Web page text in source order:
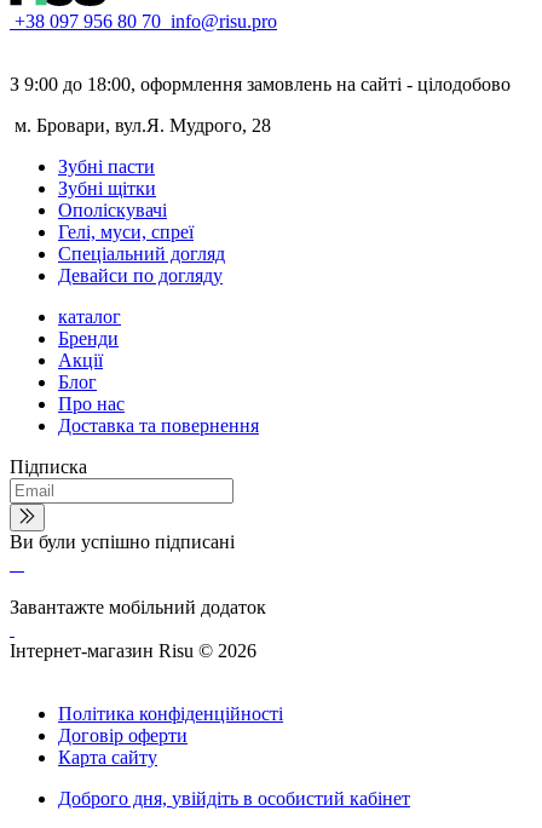
+38 097 956 80 70 info@risu.pro
З 9:00 до 18:00, оформлення замовлень на сайті - цілодобово
м. Бровари, вул.Я. Мудрого, 28
Зубні пасти
Зубні щітки
Ополіскувачі
Гелі, муси, спреї
Спеціальний догляд
Девайси по догляду
каталог
Бренди
Акції
Блог
Про нас
Доставка та повернення
Підписка
Ви були успішно підписані
Завантажте мобільний додаток
Інтернет-магазин Risu © 2026
Політика конфіденційності
Договір оферти
Карта сайту
Доброго дня, увійдіть в особистий кабінет